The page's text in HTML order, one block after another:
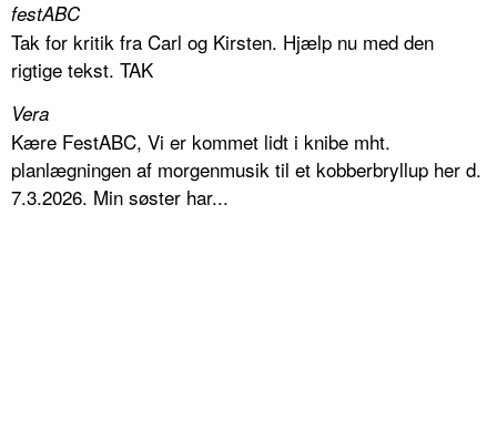
festABC
Tak for kritik fra Carl og Kirsten. Hjælp nu med den
rigtige tekst. TAK
Vera
Kære FestABC, Vi er kommet lidt i knibe mht.
planlægningen af morgenmusik til et kobberbryllup her d.
7.3.2026. Min søster har...